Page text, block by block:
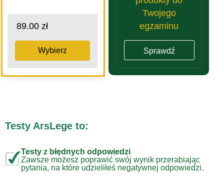
89.00 zł
Wybierz
Twojego
egzaminu
Sprawdź
Testy ArsLege to:
Testy z błędnych odpowiedzi
Zawsze możesz poprawić swój wynik przerabiając
pytania, na które udzieliłeś negatywnej odpowiedzi.